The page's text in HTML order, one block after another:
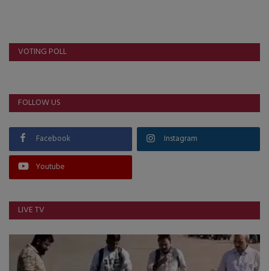
આંતરરાષ્ટ્રીય
રાષ્ટ્રીય
ગુજરાત
Support US
બજારના સમાચાર
VOTING POLL
FOLLOW US
Facebook Instagram
Youtube
LIVE TV